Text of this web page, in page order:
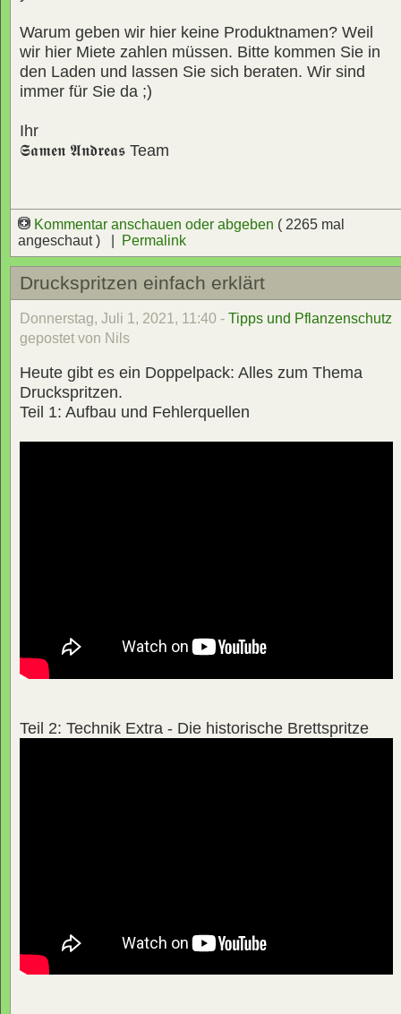
Warum geben wir hier keine Produktnamen? Weil
wir hier Miete zahlen müssen. Bitte kommen Sie in
den Laden und lassen Sie sich beraten. Wir sind
immer für Sie da ;)
Ihr
𝕾𝖆𝖒𝖊𝖓 𝕬𝖓𝖉𝖗𝖊𝖆𝖘 Team
Kommentar anschauen oder abgeben ( 2265 mal
angeschaut ) |
Permalink
Druckspritzen einfach erklärt
Donnerstag, Juli 1, 2021, 11:40 - Tipps und Pflanzenschutz
gepostet von Nils
Heute gibt es ein Doppelpack: Alles zum Thema
Druckspritzen.
Teil 1: Aufbau und Fehlerquellen
Teil 2: Technik Extra - Die historische Brettspritze